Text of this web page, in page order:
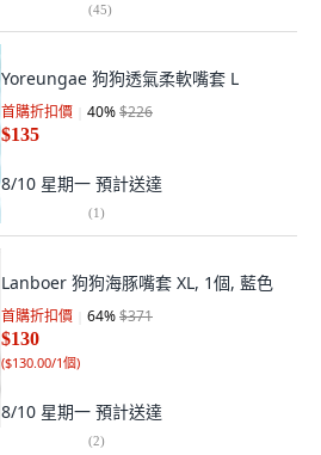
(45)
Yoreungae 狗狗透氣柔軟嘴套 L
首購折扣價 40%$226
$135
8/10 星期一 預計送達
(1)
Lanboer 狗狗海豚嘴套 XL, 1個, 藍色
首購折扣價 64%$371
$130
($130.00/1個)
8/10 星期一 預計送達
(2)